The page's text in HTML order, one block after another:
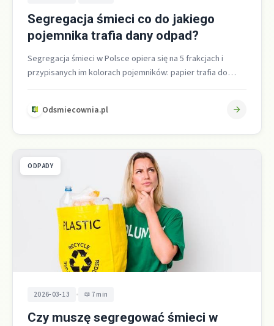
Segregacja śmieci co do jakiego
pojemnika trafia dany odpad?
Segregacja śmieci w Polsce opiera się na 5 frakcjach i
przypisanych im kolorach pojemników: papier trafia do
Odsmiecownia.pl
ODPADY
2026-03-13 • 7 min
Czy muszę segregować śmieci w